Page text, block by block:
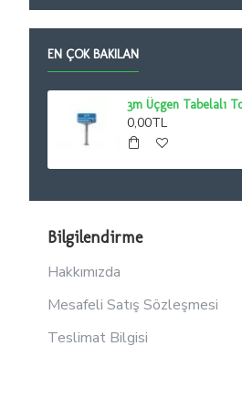
EN ÇOK BAKILAN
3m Üçgen Tabelalı
0,00TL
Bilgilendirme
Hakkımızda
Mesafeli Satış Sözleşmesi
Teslimat Bilgisi